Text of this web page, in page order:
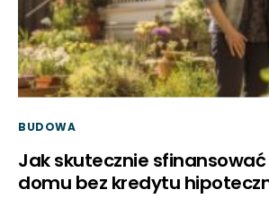
BUDOWA
Jak skutecznie
domu bez kredytu